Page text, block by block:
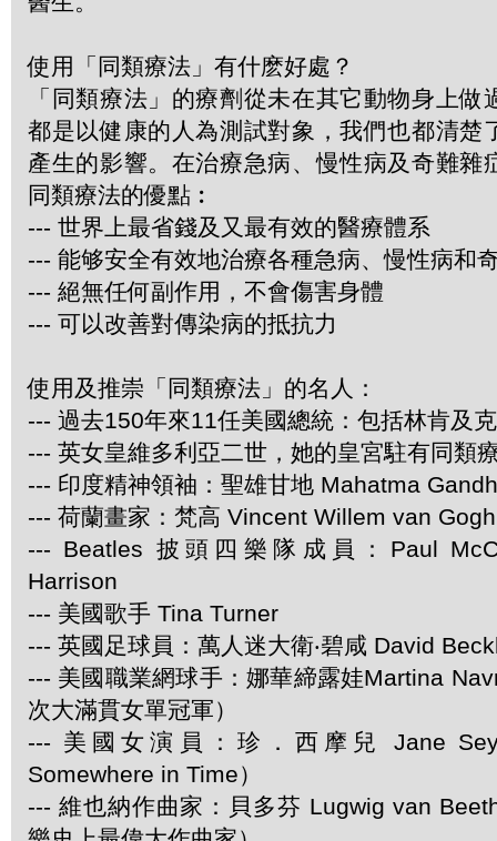
使用「同類療法」有什麽好處？
「同類療法」的療劑從未在其它動物身上做
都是以健康的人為測試對象，我們也都清楚
產生的影響。在治療急病、慢性病及奇難雜
同類療法的優點︰
--- 世界上最省錢及又最有效的醫療體系
--- 能够安全有效地治療各種急病、慢性病和
--- 絕無任何副作用，不會傷害身體
--- 可以改善對傳染病的抵抗力
使用及推崇「同類療法」的名人：
--- 過去150年來11任美國總統：包括林肯及
--- 英女皇維多利亞二世，她的皇宮駐有同類
--- 印度精神領袖：聖雄甘地 Mahatma
--- 荷蘭畫家：梵高 Vincent Willem van Gogh
--- Beatles 披頭四樂隊成員：Paul
Harrison
--- 美國歌手 Tina Turner
--- 英國足球員：萬人迷大衛‧碧咸 David
--- 美國職業網球手：娜華締露娃Martina
次大滿貫女單冠軍）
--- 美國女演員：珍．西摩兒 Jane
Somewhere in Time）
--- 維也納作曲家：貝多芬 Lugwig van